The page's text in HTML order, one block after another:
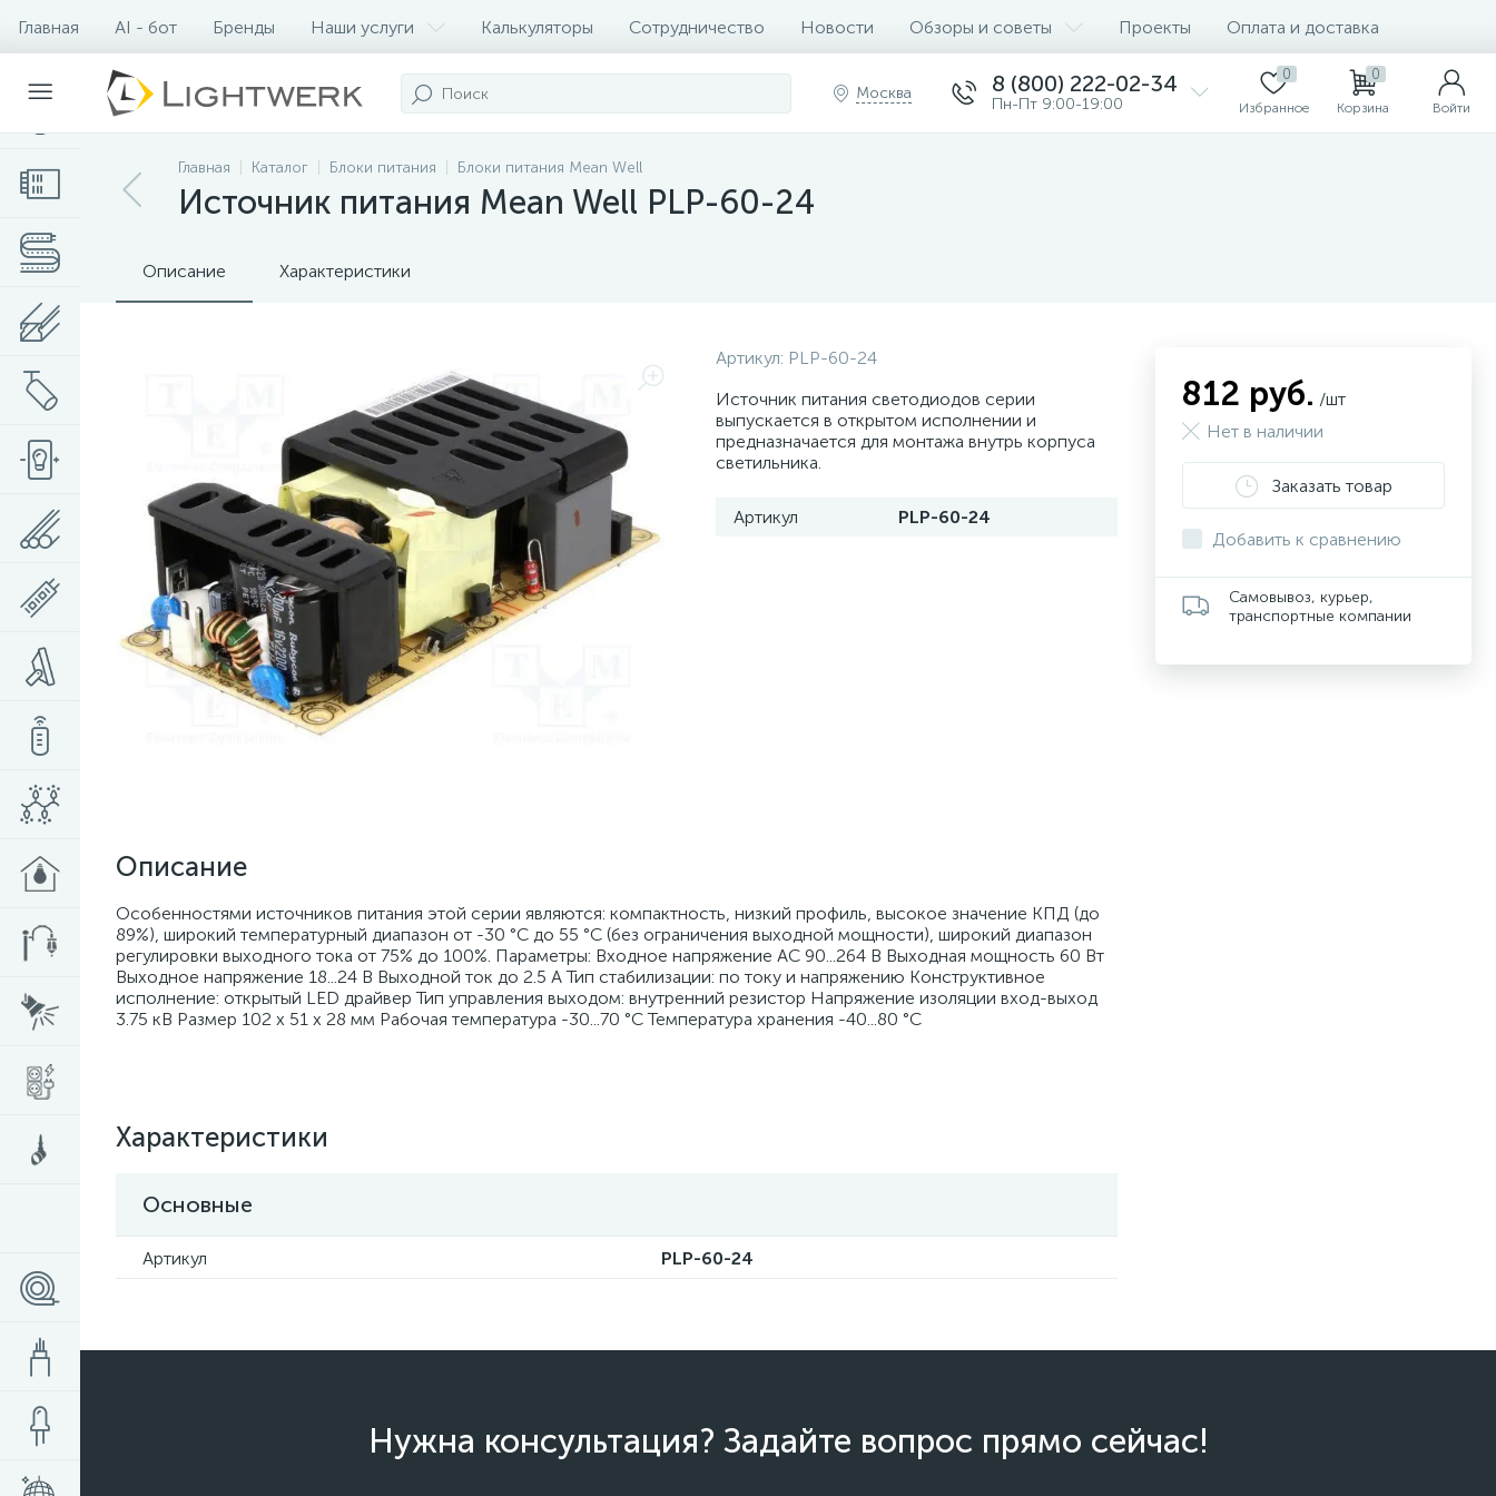
Главная AI - бот Бренды Наши услуги Калькуляторы Сотрудничество Новости Обзоры и советы Проекты Оплата и доставка
Контакты
Москва 8 (800) 222-02-34
Пн-Пт 9:00-19:00
0
Избранное
0
Корзина Войти
Главная Каталог Блоки питания Блоки питания Mean Well
Источник питания Mean Well PLP-60-24
Описание Характеристики
Артикул: PLP-60-24
Источник питания светодиодов серии
выпускается в открытом исполнении и
предназначается для монтажа внутрь корпуса
светильника.
Артикул PLP-60-24
Описание
Особенностями источников питания этой серии являются: компактность, низкий профиль, высокое значение КПД (до
89%), широкий температурный диапазон от -30 °С до 55 °С (без ограничения выходной мощности), широкий диапазон
регулировки выходного тока от 75% до 100%. Параметры: Входное напряжение AC 90...264 В Выходная мощность 60 Вт
Выходное напряжение 18...24 В Выходной ток до 2.5 А Тип стабилизации: по току и напряжению Конструктивное
исполнение: открытый LED драйвер Тип управления выходом: внутренний резистор Напряжение изоляции вход-выход
3.75 кВ Размер 102 x 51 x 28 мм Рабочая температура -30...70 °C Температура хранения -40...80 °C
Характеристики
Основные
Артикул PLP-60-24
812 руб. /шт
Нет в наличии
Заказать товар
Добавить к сравнению
Самовывоз, курьер,
транспортные компании
Нужна консультация? Задайте вопрос прямо сейчас!